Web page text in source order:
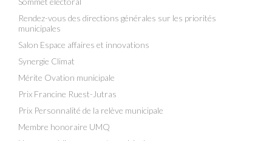
Rendez-vous des directions générales sur les priorités
municipales
Salon Espace affaires et innovations
Synergie Climat
Mérite Ovation municipale
Prix Francine Ruest-Jutras
Prix Personnalité de la relève municipale
Membre honoraire UMQ